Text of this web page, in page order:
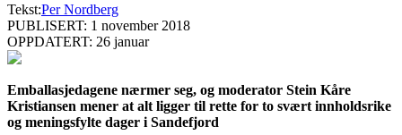
Tekst:Per Nordberg
PUBLISERT: 1 november 2018
OPPDATERT: 26 januar
Emballasjedagene nærmer seg, og moderator Stein Kåre
Kristiansen mener at alt ligger til rette for to svært innholdsrike
og meningsfylte dager i Sandefjord